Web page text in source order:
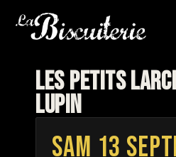
LES PETITS
LUPIN
SAM 13